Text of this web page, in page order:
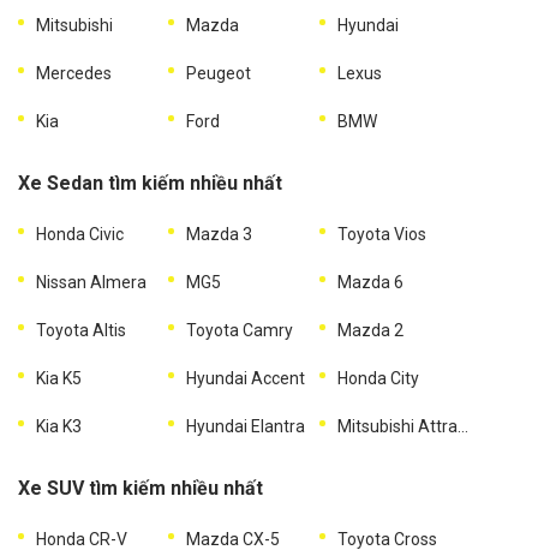
Mitsubishi Mazda Hyundai
Mercedes Peugeot Lexus
Kia Ford BMW
Xe Sedan tìm kiếm nhiều nhất
Honda Civic Mazda 3 Toyota Vios
Nissan Almera MG5 Mazda 6
Toyota Altis Toyota Camry Mazda 2
Kia K5 Hyundai Accent Honda City
Kia K3 Hyundai Elantra
Xe SUV tìm kiếm nhiều nhất
Honda CR-V Mazda CX-5 Toyota Cross